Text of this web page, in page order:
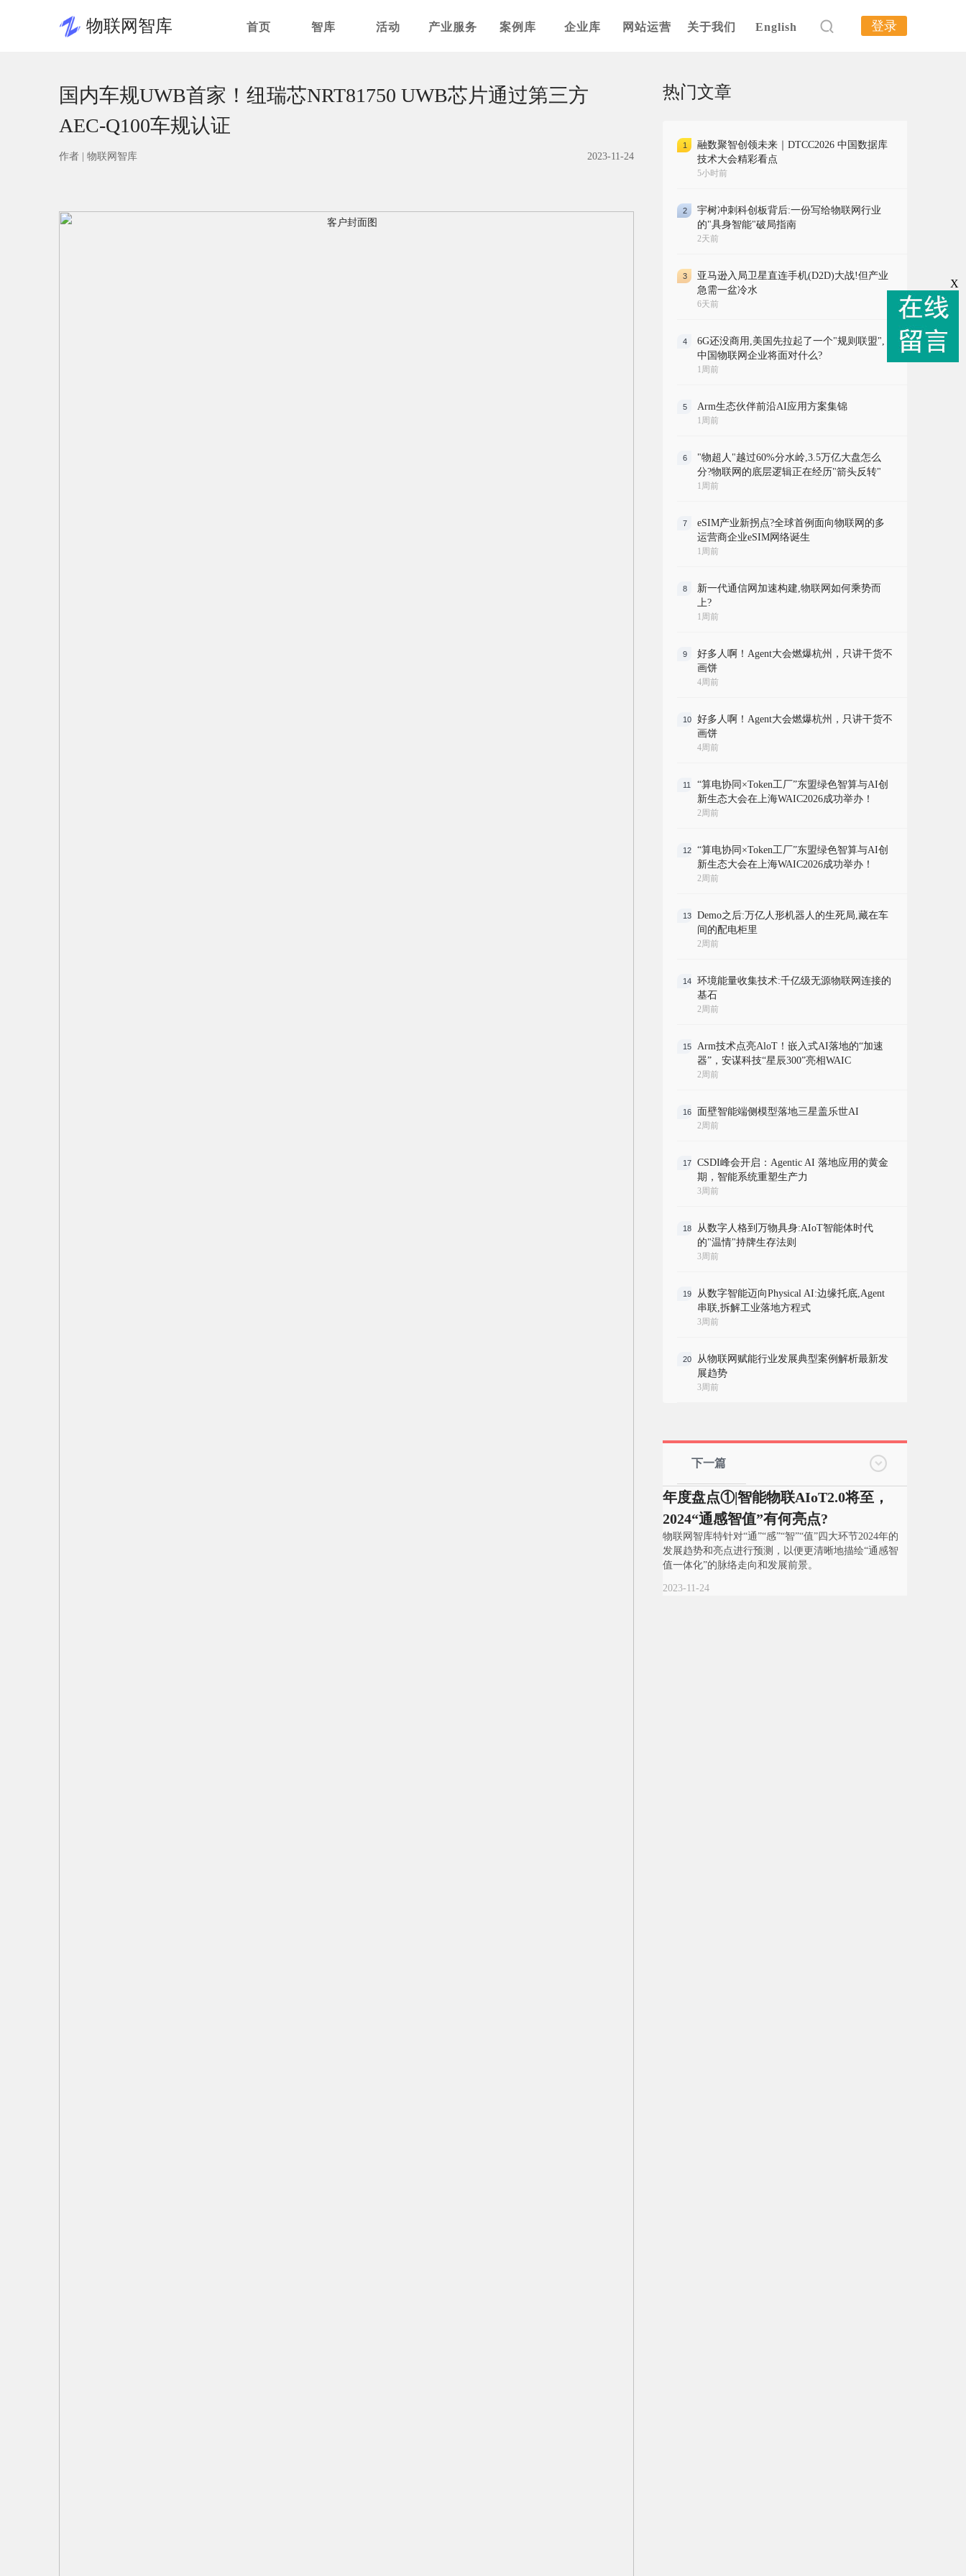
物联网智库 首页 智库 活动 产业服务 案例库 企业库 网站运营 关于我们 English 登录
国内车规UWB首家！纽瑞芯NRT81750 UWB芯片通过第三方
AEC-Q100车规认证
作者 | 物联网智库 2023-11-24
热门文章
1
融数聚智创领未来｜DTCC2026 中国数据库
技术大会精彩看点
5小时前
2
宇树冲刺科创板背后:一份写给物联网行业
的"具身智能"破局指南
2天前
3
亚马逊入局卫星直连手机(D2D)大战!但产业
急需一盆冷水
6天前
4
6G还没商用,美国先拉起了一个"规则联盟",
中国物联网企业将面对什么?
1周前
5 Arm生态伙伴前沿AI应用方案集锦
1周前
6
"物超人"越过60%分水岭,3.5万亿大盘怎么
分?物联网的底层逻辑正在经历"箭头反转"
1周前
7
eSIM产业新拐点?全球首例面向物联网的多
运营商企业eSIM网络诞生
1周前
8
新一代通信网加速构建,物联网如何乘势而
上?
1周前
9
好多人啊！Agent大会燃爆杭州，只讲干货不
画饼
4周前
10
好多人啊！Agent大会燃爆杭州，只讲干货不
画饼
4周前
11
“算电协同×Token工厂”东盟绿色智算与AI创
新生态大会在上海WAIC2026成功举办！
2周前
12
“算电协同×Token工厂”东盟绿色智算与AI创
新生态大会在上海WAIC2026成功举办！
2周前
13
Demo之后:万亿人形机器人的生死局,藏在车
间的配电柜里
2周前
14
环境能量收集技术:千亿级无源物联网连接的
基石
2周前
15
Arm技术点亮AloT！嵌入式AI落地的“加速
器”，安谋科技“星辰300”亮相WAIC
2周前
16 面壁智能端侧模型落地三星盖乐世AI
2周前
17
CSDI峰会开启：Agentic AI 落地应用的黄金
期，智能系统重塑生产力
3周前
18
从数字人格到万物具身:AIoT智能体时代
的"温情"持牌生存法则
3周前
19
从数字智能迈向Physical AI:边缘托底,Agent
串联,拆解工业落地方程式
3周前
20
从物联网赋能行业发展典型案例解析最新发
展趋势
3周前
下一篇
年度盘点①|智能物联AIoT2.0将至，
2024“通感智值”有何亮点?
物联网智库特针对“通”“感”“智”“值”四大环节2024年的
发展趋势和亮点进行预测，以便更清晰地描绘“通感智
值一体化”的脉络走向和发展前景。
2023-11-24
X